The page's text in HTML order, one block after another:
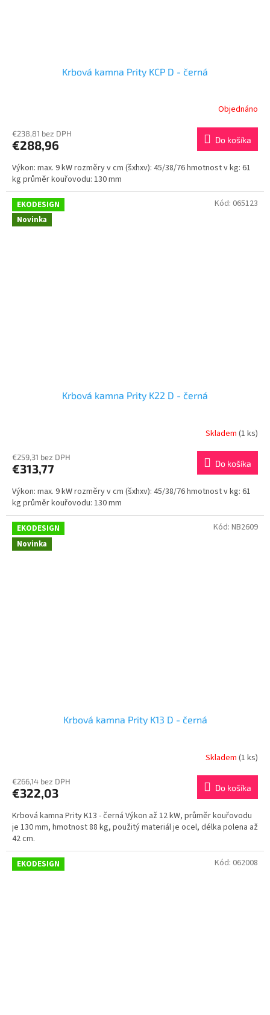
Krbová kamna Prity KCP D - černá
Objednáno
€238,81 bez DPH
€288,96 Do košíka
Výkon: max. 9 kW rozměry v cm (šxhxv): 45/38/76 hmotnost v kg: 61
kg průměr kouřovodu: 130 mm
EKODESIGN
Novinka
Krbová kamna Prity K22 D - černá
Skladem (1 ks)
€259,31 bez DPH
€313,77 Do košíka
Výkon: max. 9 kW rozměry v cm (šxhxv): 45/38/76 hmotnost v kg: 61
kg průměr kouřovodu: 130 mm
Kód: 065123
EKODESIGN
Novinka
Krbová kamna Prity K13 D - černá
Skladem (1 ks)
€266,14 bez DPH
€322,03 Do košíka
Krbová kamna Prity K13 - černá Výkon až 12 kW, průměr kouřovodu
je 130 mm, hmotnost 88 kg, použitý materiál je ocel, délka polena až
42 cm.
Kód: NB2609
EKODESIGN Kód: 062008